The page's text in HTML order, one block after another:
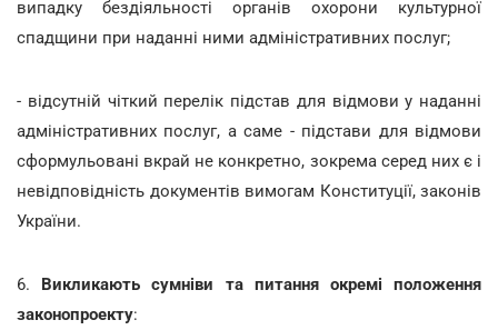
випадку бездіяльності органів охорони культурної
спадщини при наданні ними адміністративних послуг;
- відсутній чіткий перелік підстав для відмови у наданні
адміністративних послуг, а саме - підстави для відмови
сформульовані вкрай не конкретно, зокрема серед них є і
невідповідність документів вимогам Конституції, законів
України.
6. Викликають сумніви та питання окремі положення
законопроекту: